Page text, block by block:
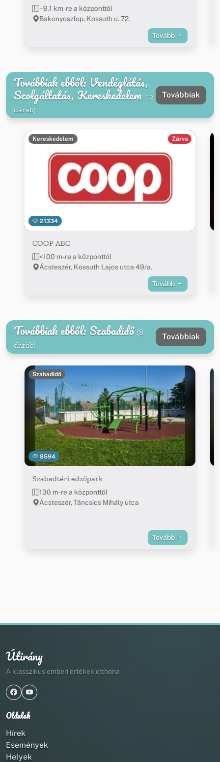
~9.1 km-re a központtól
Bakonyoszlop, Kossuth u. 72.
Tovább
Továbbiak ebből: Vendéglátás,
Szolgáltatás, Kereskedelem (12
darab)
Továbbiak
21334
Kereskedelem Zárva
COOP ABC
<100 m-re a központtól
Ácsteszér, Kossuth Lajos utca 49/a.
Tovább
Továbbiak ebből: Szabadidő (8
darab)
Továbbiak
8594
Szabadidő
Szabadtéri edzőpark
130 m-re a központtól
Ácsteszér, Táncsics Mihály utca
Tovább
Útirány
A klasszikus emberi értékek otthona
Oldalak
Hírek
Események
Helyek